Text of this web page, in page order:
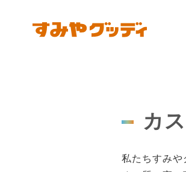
カ
私たちすみや